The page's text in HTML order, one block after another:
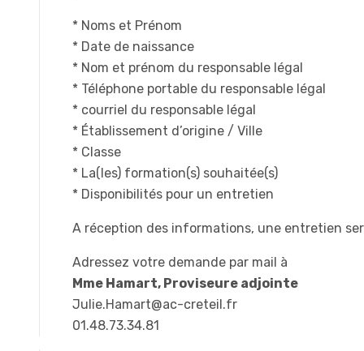
* Noms et Prénom
* Date de naissance
* Nom et prénom du responsable légal
* Téléphone portable du responsable légal
* courriel du responsable légal
* Établissement d’origine / Ville
* Classe
* La(les) formation(s) souhaitée(s)
* Disponibilités pour un entretien
A réception des informations, une entretien
Adressez votre demande par mail à
Mme Hamart, Proviseure adjointe
Julie.Hamart@ac-creteil.fr
01.48.73.34.81